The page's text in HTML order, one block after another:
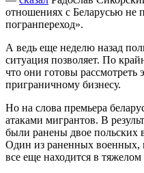
отношениях с Беларусью не
погранпереход».
А ведь еще неделю назад
ситуация позволяет. По
что они готовы рассмотреть
приграничному бизнесу.
Но на слова премьера
атаками мигрантов. В
были ранены двое польских
Один из раненных военных,
все еще находится в тяжелом